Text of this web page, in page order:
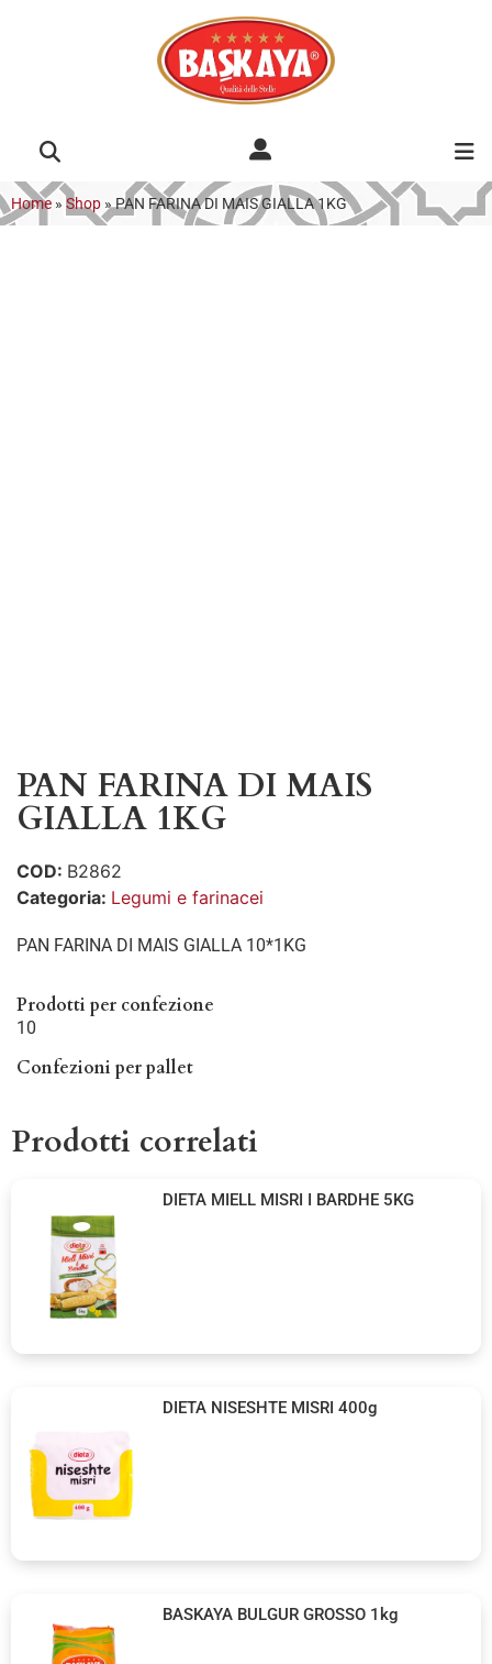
Home » Shop »PAN FARINA DI MAIS GIALLA 1KG
PAN FARINA DI MAIS
GIALLA 1KG
COD: B2862
Categoria: Legumi e farinacei
PAN FARINA DI MAIS GIALLA 10*1KG
Prodotti per confezione
10
Confezioni per pallet
Prodotti correlati
DIETA MIELL MISRI I BARDHE 5KG
DIETA NISESHTE MISRI 400g
BASKAYA BULGUR GROSSO 1kg